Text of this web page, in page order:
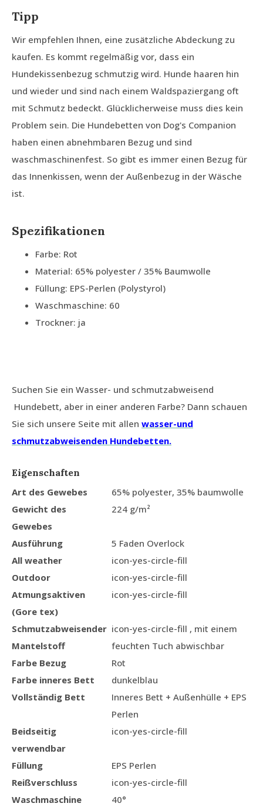
Tipp
Wir empfehlen Ihnen, eine zusätzliche Abdeckung zu
kaufen. Es kommt regelmäßig vor, dass ein
Hundekissenbezug schmutzig wird. Hunde haaren hin
und wieder und sind nach einem Waldspaziergang oft
mit Schmutz bedeckt. Glücklicherweise muss dies kein
Problem sein. Die Hundebetten von Dog's Companion
haben einen abnehmbaren Bezug und sind
waschmaschinenfest. So gibt es immer einen Bezug für
das Innenkissen, wenn der Außenbezug in der Wäsche
ist.
Spezifikationen
Farbe: Rot
Material: 65% polyester / 35% Baumwolle
Füllung: EPS-Perlen (Polystyrol)
Waschmaschine: 60
Trockner: ja
Suchen Sie ein Wasser- und schmutzabweisend
Hundebett, aber in einer anderen Farbe? Dann schauen
Sie sich unsere Seite mit allen wasser-und
schmutzabweisenden Hundebetten.
Eigenschaften
Art des Gewebes
65% polyester, 35% baumwolle
Gewicht des
Gewebes
224 g/m²
Ausführung
5 Faden Overlock
All weather
icon-yes-circle-fill
Outdoor
icon-yes-circle-fill
Atmungsaktiven
(Gore tex)
icon-yes-circle-fill
Schmutzabweisender
Mantelstoff
icon-yes-circle-fill , mit einem
feuchten Tuch abwischbar
Farbe Bezug
Rot
Farbe inneres Bett
dunkelblau
Vollständig Bett
Inneres Bett + Außenhülle + EPS
Perlen
Beidseitig
verwendbar
icon-yes-circle-fill
Füllung
EPS Perlen
Reißverschluss
icon-yes-circle-fill
Waschmaschine
40°